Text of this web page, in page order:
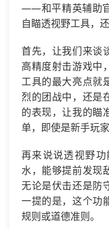
——和平精英辅助
自瞄透视野工具，
首先，让我们来谈
高精度射击游戏中
工具的最大亮点就
烈的团战中，还是
的表现，让我的瞄
单，即使是新手玩
再来说说透视野
水，能够提前发现
无论是伏击还是防
一提的是，这个功
规则或道德准则。